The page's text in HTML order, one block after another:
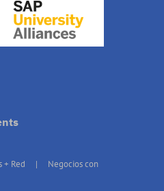
+ Red
Negocios con